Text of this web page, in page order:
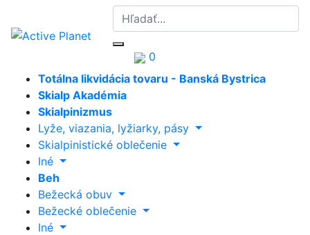
0
Totálna likvidácia tovaru - Banská Bystrica
Skialp Akadémia
Skialpinizmus
Lyže, viazania, lyžiarky, pásy
Skialpinistické oblečenie
Iné
Beh
Bežecká obuv
Bežecké oblečenie
Iné